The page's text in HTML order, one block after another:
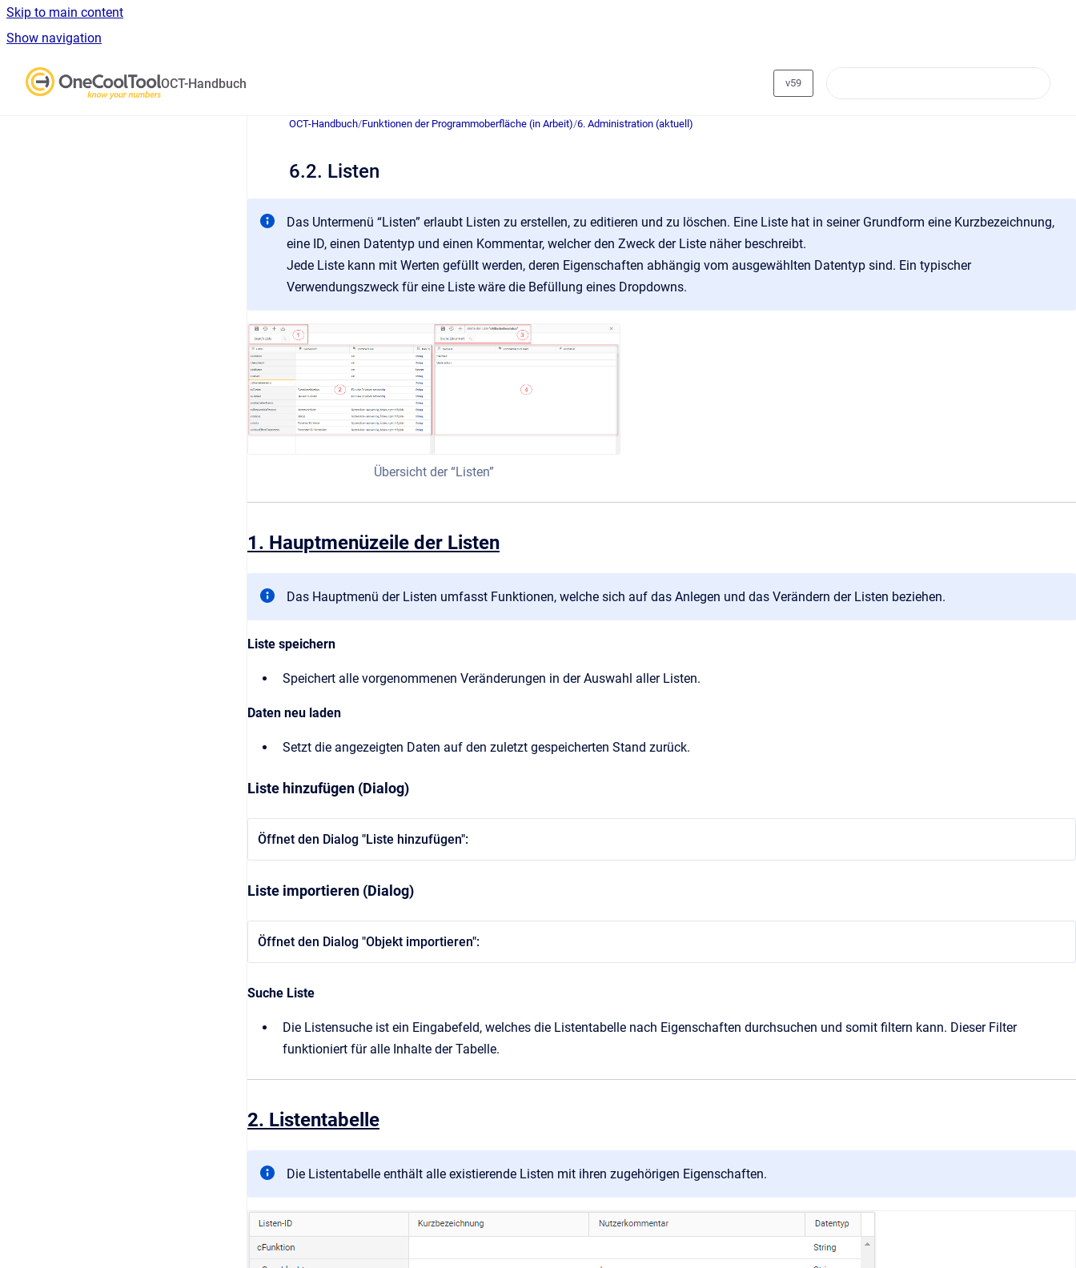
Skip to main content
Show navigation
OCT-Handbuch v59
OCT-Handbuch/Funktionen der Programmoberfläche (in Arbeit)/6. Administration (aktuell)
6.2. Listen
Das Untermenü “Listen” erlaubt Listen zu erstellen, zu editieren und zu löschen. Eine Liste hat in seiner Grundform eine Kurzbezeichnung,
eine ID, einen Datentyp und einen Kommentar, welcher den Zweck der Liste näher beschreibt.
Jede Liste kann mit Werten gefüllt werden, deren Eigenschaften abhängig vom ausgewählten Datentyp sind. Ein typischer
Verwendungszweck für eine Liste wäre die Befüllung eines Dropdowns.
Übersicht der “Listen”
1. Hauptmenüzeile der Listen
Das Hauptmenü der Listen umfasst Funktionen, welche sich auf das Anlegen und das Verändern der Listen beziehen.
Liste speichern
Speichert alle vorgenommenen Veränderungen in der Auswahl aller Listen.
Daten neu laden
Setzt die angezeigten Daten auf den zuletzt gespeicherten Stand zurück.
Liste hinzufügen (Dialog)
Öffnet den Dialog "Liste hinzufügen":
Liste importieren (Dialog)
Öffnet den Dialog "Objekt importieren":
Suche Liste
Die Listensuche ist ein Eingabefeld, welches die Listentabelle nach Eigenschaften durchsuchen und somit filtern kann. Dieser Filter
funktioniert für alle Inhalte der Tabelle.
2. Listentabelle
Die Listentabelle enthält alle existierende Listen mit ihren zugehörigen Eigenschaften.